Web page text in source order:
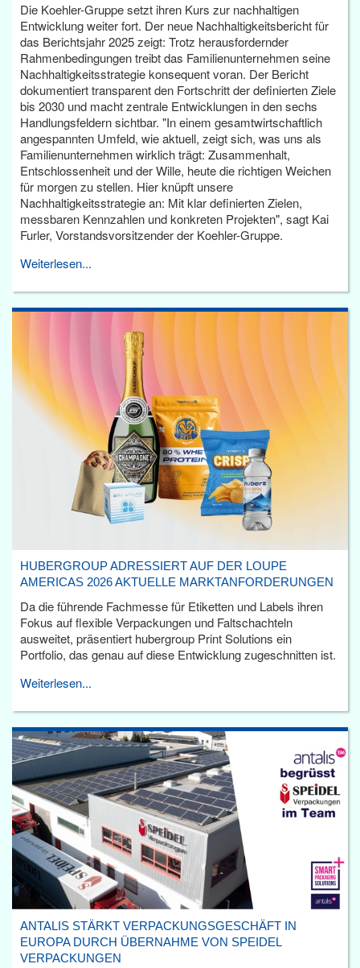
Die Koehler-Gruppe setzt ihren Kurs zur nachhaltigen
Entwicklung weiter fort. Der neue Nachhaltigkeitsbericht für
das Berichtsjahr 2025 zeigt: Trotz herausfordernder
Rahmenbedingungen treibt das Familienunternehmen seine
Nachhaltigkeitsstrategie konsequent voran. Der Bericht
dokumentiert transparent den Fortschritt der definierten Ziele
bis 2030 und macht zentrale Entwicklungen in den sechs
Handlungsfeldern sichtbar. "In einem gesamtwirtschaftlich
angespannten Umfeld, wie aktuell, zeigt sich, was uns als
Familienunternehmen wirklich trägt: Zusammenhalt,
Entschlossenheit und der Wille, heute die richtigen Weichen
für morgen zu stellen. Hier knüpft unsere
Nachhaltigkeitsstrategie an: Mit klar definierten Zielen,
messbaren Kennzahlen und konkreten Projekten", sagt Kai
Furler, Vorstandsvorsitzender der Koehler-Gruppe.
Weiterlesen...
HUBERGROUP ADRESSIERT AUF DER LOUPE
AMERICAS 2026 AKTUELLE MARKTANFORDERUNGEN
Da die führende Fachmesse für Etiketten und Labels ihren
Fokus auf flexible Verpackungen und Faltschachteln
ausweitet, präsentiert hubergroup Print Solutions ein
Portfolio, das genau auf diese Entwicklung zugeschnitten ist.
Weiterlesen...
ANTALIS STÄRKT VERPACKUNGSGESCHÄFT IN
EUROPA DURCH ÜBERNAHME VON SPEIDEL
VERPACKUNGEN